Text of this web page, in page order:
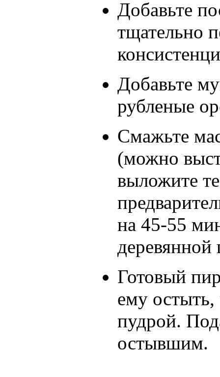
Добавьте
тщательно
Добавьте
рубленые
Смажьте
(можно
выложите
на 45-55
Готовый
ему
пудрой.
остывшим.